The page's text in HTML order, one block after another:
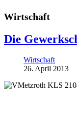
Wirtschaft
Die
Wirtschaft
26. April 2013